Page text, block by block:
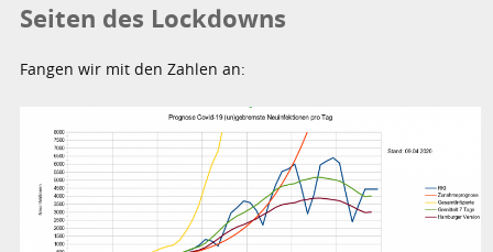
Seiten des Lockdowns
Fangen wir mit den Zahlen an: